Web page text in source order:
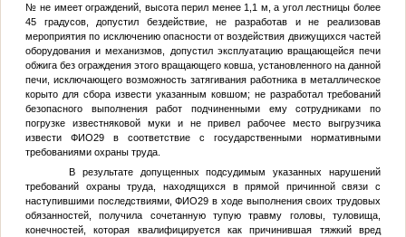
№ не имеет ограждений, высота перил менее 1,1 м, а угол лестницы более
45 градусов, допустил бездействие, не разработав и не реализовав
мероприятия по исключению опасности от воздействия движущихся частей
оборудования и механизмов, допустил эксплуатацию вращающейся печи
обжига без ограждения этого вращающего ковша, установленного на данной
печи, исключающего возможность затягивания работника в металлическое
корыто для сбора извести указанным ковшом; не разработал требований
безопасного выполнения работ подчиненными ему сотрудниками по
погрузке известняковой муки и не привел рабочее место выгрузчика
извести ФИО29 в соответствие с государственными нормативными
требованиями охраны труда.
В результате допущенных подсудимым указанных нарушений
требований охраны труда, находящихся в прямой причинной связи с
наступившими последствиями,ФИО29 в ходе выполнения своих трудовых
обязанностей, получила сочетанную тупую травму головы, туловища,
конечностей, которая квалифицируется как причинившая тяжкий вред